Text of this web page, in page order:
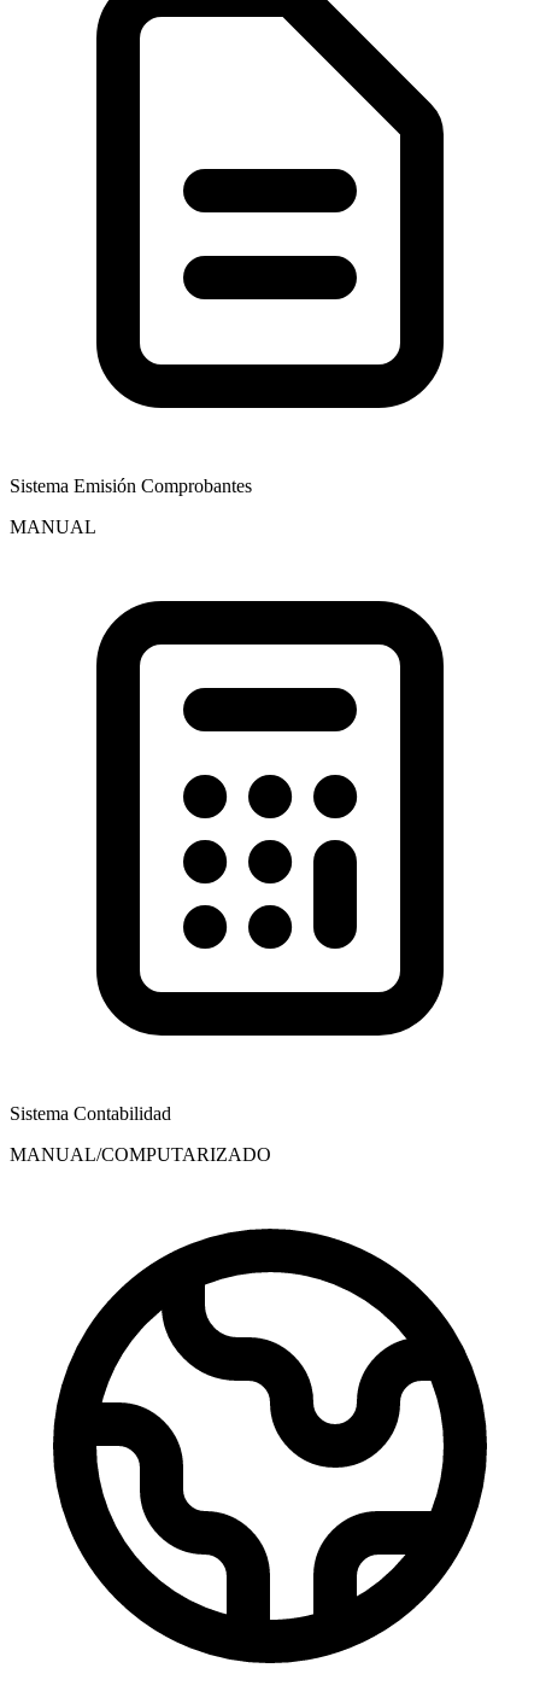
Sistema Emisión Comprobantes
MANUAL
Sistema Contabilidad
MANUAL/COMPUTARIZADO